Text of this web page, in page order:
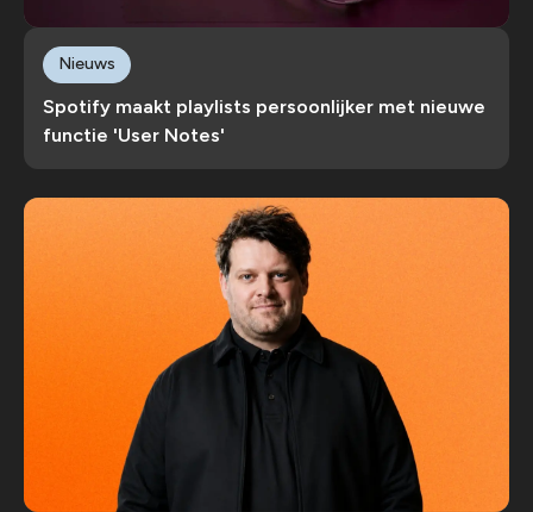
Spotify maakt playlists persoonlijker met nieuwe
functie 'User Notes'
Nieuws